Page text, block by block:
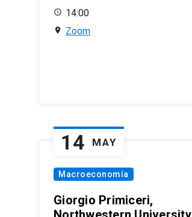
14:00
Zoom
14 MAY
Macroeconomía
Giorgio Primiceri,